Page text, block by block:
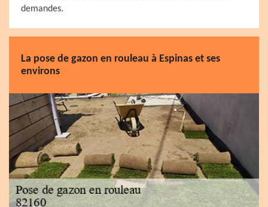
demandes.
La pose de gazon en rouleau à Espinas et ses
environs